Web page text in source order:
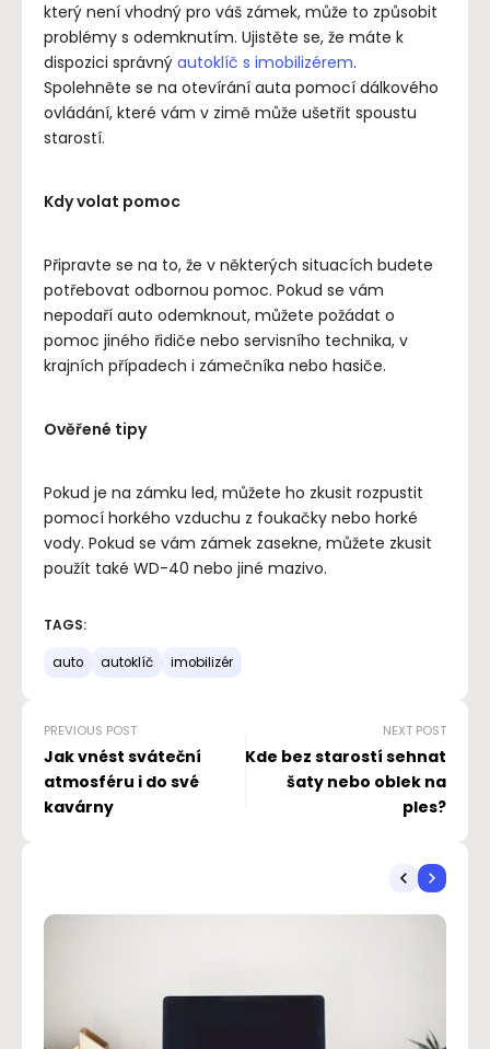
který není vhodný pro váš zámek, může to způsobit
problémy s odemknutím. Ujistěte se, že máte k
dispozici správný autoklíč s imobilizérem.
Spolehněte se na otevírání auta pomocí dálkového
ovládání, které vám v zimě může ušetřit spoustu
starostí.
Kdy volat pomoc
Připravte se na to, že v některých situacích budete
potřebovat odbornou pomoc. Pokud se vám
nepodaří auto odemknout, můžete požádat o
pomoc jiného řidiče nebo servisního technika, v
krajních případech i zámečníka nebo hasiče.
Ověřené tipy
Pokud je na zámku led, můžete ho zkusit rozpustit
pomocí horkého vzduchu z foukačky nebo horké
vody. Pokud se vám zámek zasekne, můžete zkusit
použít také WD-40 nebo jiné mazivo.
TAGS:
auto autoklíč imobilizér
PREVIOUS POST
Jak vnést sváteční
atmosféru i do své
kavárny
NEXT POST
Kde bez starostí sehnat
šaty nebo oblek na
ples?